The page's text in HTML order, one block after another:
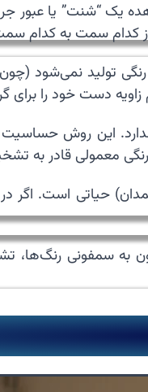
یک “شنت” یا عبور
از کدام سمت به کدام
تولید نمی‌شود
دست خود را برای
این روش حساسیت
معمولی قادر به
حیاتی است. اگر
به سمفونی